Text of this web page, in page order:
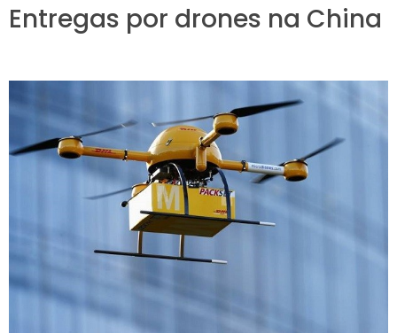
Entregas por drones na China